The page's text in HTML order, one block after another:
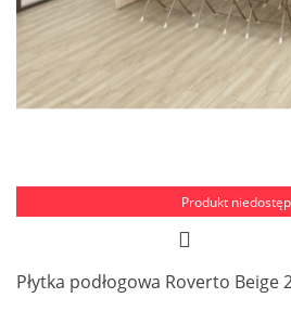
Produkt
Płytka podłogowa Roverto Beige